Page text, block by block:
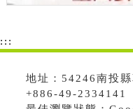
:::
地址：54246南投
+886-49-2334141